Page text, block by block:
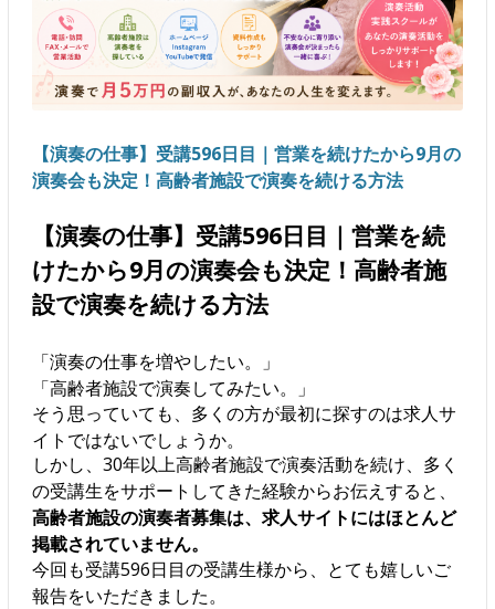
【演奏の仕事】受講596日目｜営業を続けたから9月の
演奏会も決定！高齢者施設で演奏を続ける方法
【演奏の仕事】受講596日目｜営業を続
けたから9月の演奏会も決定！高齢者施
設で演奏を続ける方法
「演奏の仕事を増やしたい。」
「高齢者施設で演奏してみたい。」
そう思っていても、多くの方が最初に探すのは求人サ
イトではないでしょうか。
しかし、30年以上高齢者施設で演奏活動を続け、多く
の受講生をサポートしてきた経験からお伝えすると、
高齢者施設の演奏者募集は、求人サイトにはほとんど
掲載されていません。
今回も受講596日目の受講生様から、とても嬉しいご
報告をいただきました。